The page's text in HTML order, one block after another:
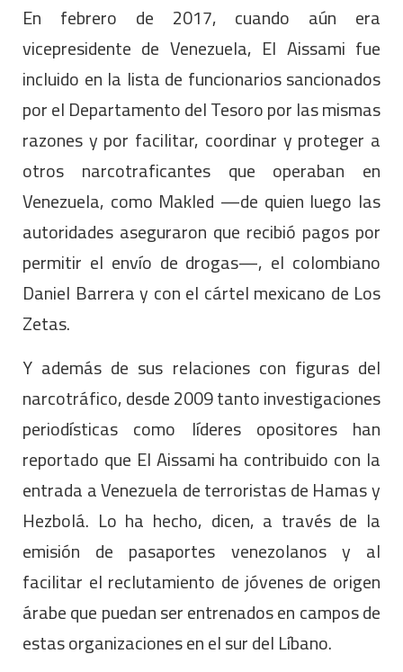
En febrero de 2017, cuando aún era
vicepresidente de Venezuela, El Aissami fue
incluido en la lista de funcionarios sancionados
por el Departamento del Tesoro por las mismas
razones y por facilitar, coordinar y proteger a
otros narcotraficantes que operaban en
Venezuela, como Makled —de quien luego las
autoridades aseguraron que recibió pagos por
permitir el envío de drogas—, el colombiano
Daniel Barrera y con el cártel mexicano de Los
Zetas.
Y además de sus relaciones con figuras del
narcotráfico, desde 2009 tanto investigaciones
periodísticas como líderes opositores han
reportado que El Aissami ha contribuido con la
entrada a Venezuela de terroristas de Hamas y
Hezbolá. Lo ha hecho, dicen, a través de la
emisión de pasaportes venezolanos y al
facilitar el reclutamiento de jóvenes de origen
árabe que puedan ser entrenados en campos de
estas organizaciones en el sur del Líbano.